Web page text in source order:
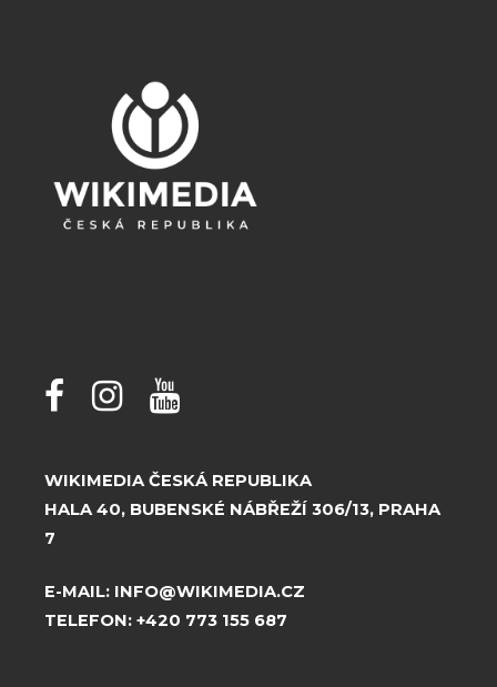
WIKIMEDIA ČESKÁ REPUBLIKA
HALA 40, BUBENSKÉ NÁBŘEŽÍ 306/13, PRAHA
7
E-MAIL: INFO@WIKIMEDIA.CZ
TELEFON: +420 773 155 687